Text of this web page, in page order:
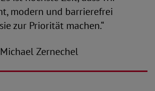
modern und barrierefrei
zur Priorität machen.“
Michael Zernechel